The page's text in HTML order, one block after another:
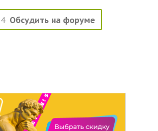
Обсудить на форуме